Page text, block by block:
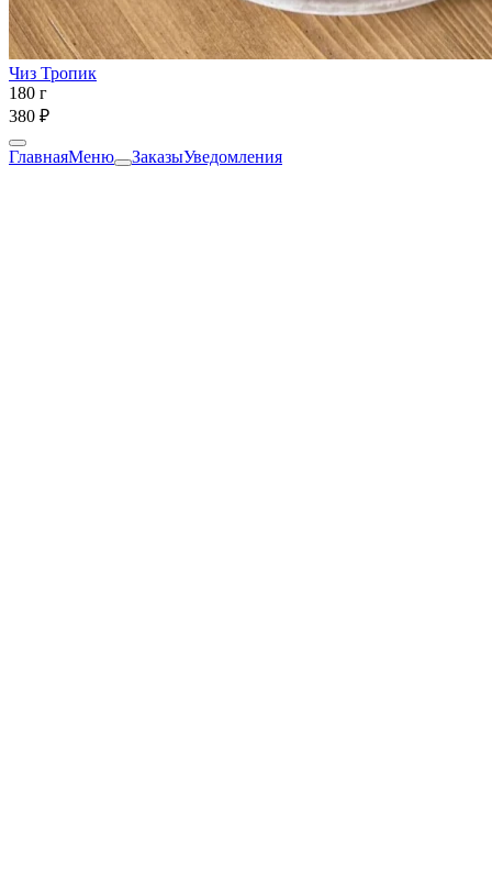
Чиз Тропик
180 г
380 ₽
ГлавнаяМеню ЗаказыУведомления